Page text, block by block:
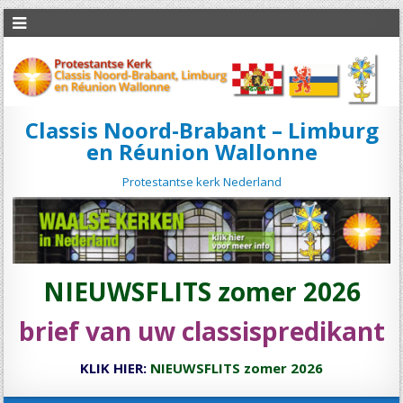
Classis Noord-Brabant – Limburg
en Réunion Wallonne
Protestantse kerk Nederland
NIEUWSFLITS zomer 2026
brief van uw classispredikant
KLIK HIER: NIEUWSFLITS zomer 2026